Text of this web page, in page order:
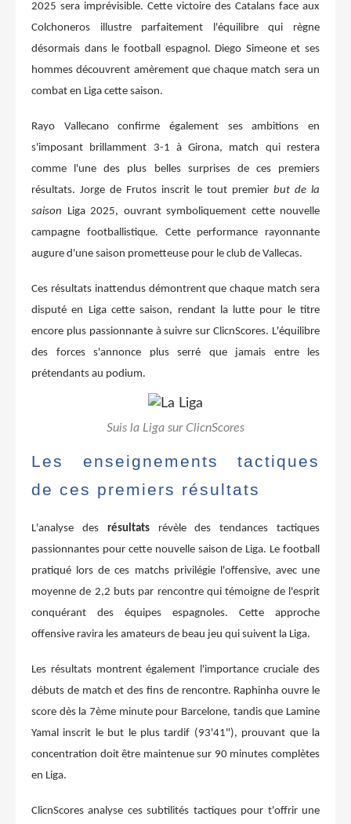
2025 sera imprévisible. Cette victoire des Catalans face aux
Colchoneros illustre parfaitement l'équilibre qui règne
désormais dans le football espagnol. Diego Simeone et ses
hommes découvrent amèrement que chaque match sera un
combat en Liga cette saison.
Rayo Vallecano confirme également ses ambitions en
s'imposant brillamment 3-1 à Girona, match qui restera
comme l'une des plus belles surprises de ces premiers
résultats. Jorge de Frutos inscrit le tout premier but de la
saison Liga 2025, ouvrant symboliquement cette nouvelle
campagne footballistique. Cette performance rayonnante
augure d'une saison prometteuse pour le club de Vallecas.
Ces résultats inattendus démontrent que chaque match sera
disputé en Liga cette saison, rendant la lutte pour le titre
encore plus passionnante à suivre sur ClicnScores. L'équilibre
des forces s'annonce plus serré que jamais entre les
prétendants au podium.
Suis la Liga sur ClicnScores
Les enseignements tactiques
de ces premiers résultats
L'analyse des résultatsrévèle des tendances tactiques
passionnantes pour cette nouvelle saison de Liga. Le football
pratiqué lors de ces matchs privilégie l'offensive, avec une
moyenne de 2,2 buts par rencontre qui témoigne de l'esprit
conquérant des équipes espagnoles. Cette approche
offensive ravira les amateurs de beau jeu qui suivent la Liga.
Les résultats montrent également l'importance cruciale des
débuts de match et des fins de rencontre. Raphinha ouvre le
score dès la 7ème minute pour Barcelone, tandis que Lamine
Yamal inscrit le but le plus tardif (93'41"), prouvant que la
concentration doit être maintenue sur 90 minutes complètes
en Liga.
ClicnScores analyse ces subtilités tactiques pour t'offrir une